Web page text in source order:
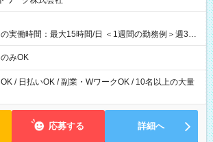
実働時間：最大15時間/日 ＜1週間の勤務例＞週3回
水・金 休み：火・木・土・日 好きな時にお仕事
勤務し みOK
/ 日払いOK / 副業・WワークOK / 10名以上の大量
応募する 詳細へ